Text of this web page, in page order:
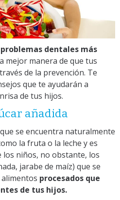
problemas dentales más
mejor manera de que tus
de la prevención. Te
que te ayudarán a
de tus hijos.
añadida
se encuentra naturalmente
la fruta o la leche y es
los niños, no obstante, los
jarabe de maíz) que se
procesados que
de tus hijos.